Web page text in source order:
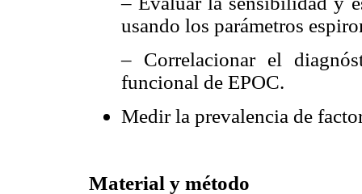
usando los parámetros
– Correlacionar el
funcional de EPOC.
Medir la prevalencia de
Material y método